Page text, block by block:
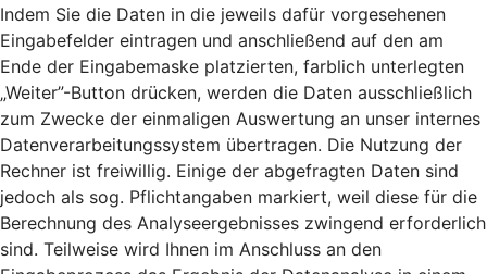
Indem Sie die Daten in die jeweils dafür vorgesehenen
Eingabefelder eintragen und anschließend auf den am
Ende der Eingabemaske platzierten, farblich unterlegten
„Weiter”-Button drücken, werden die Daten ausschließlich
zum Zwecke der einmaligen Auswertung an unser internes
Datenverarbeitungssystem übertragen. Die Nutzung der
Rechner ist freiwillig. Einige der abgefragten Daten sind
jedoch als sog. Pflichtangaben markiert, weil diese für die
Berechnung des Analyseergebnisses zwingend erforderlich
sind. Teilweise wird Ihnen im Anschluss an den